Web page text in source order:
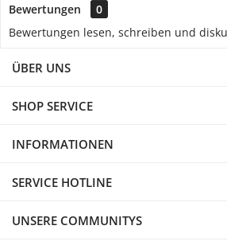
Bewertungen
0
Bewertungen lesen, schreiben und
ÜBER UNS
SHOP SERVICE
INFORMATIONEN
SERVICE HOTLINE
UNSERE COMMUNITYS